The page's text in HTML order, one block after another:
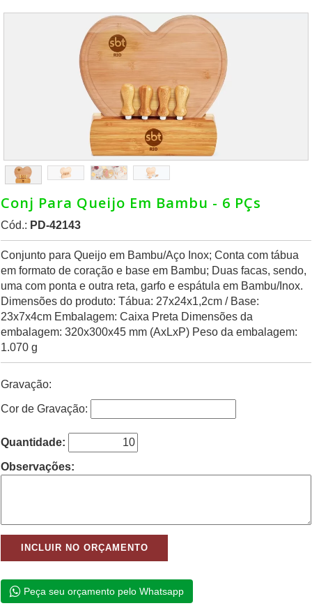
Conj Para Queijo Em Bambu - 6 PÇs
Cód.: PD-42143
Conjunto para Queijo em Bambu/Aço Inox; Conta com tábua
em formato de coração e base em Bambu; Duas facas, sendo,
uma com ponta e outra reta, garfo e espátula em Bambu/Inox.
Dimensões do produto: Tábua: 27x24x1,2cm / Base:
23x7x4cm Embalagem: Caixa Preta Dimensões da
embalagem: 320x300x45 mm (AxLxP) Peso da embalagem:
1.070 g
Gravação:
Cor de Gravação:
Quantidade:
Observações:
Peça seu orçamento pelo Whatsapp